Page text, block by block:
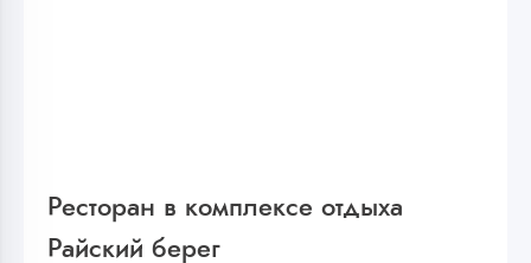
Ресторан в комплексе отдыха
Райский берег